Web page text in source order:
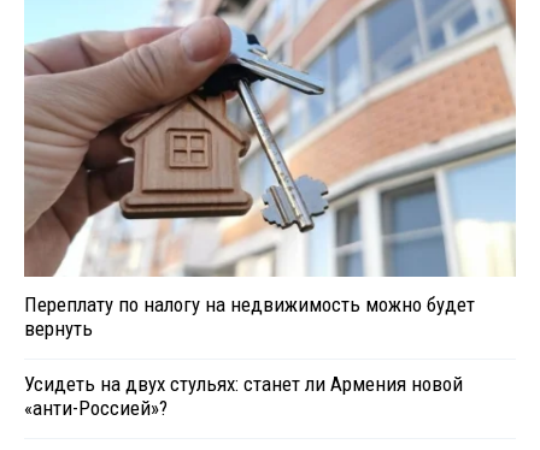
Переплату по налогу на недвижимость можно будет
вернуть
Усидеть на двух стульях: станет ли Армения новой
«анти-Россией»?